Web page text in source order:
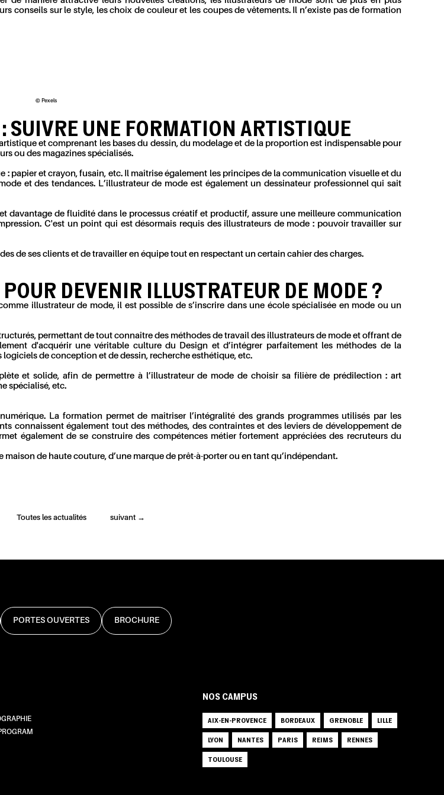
conseils sur le style, les choix de couleur et les coupes de vêtements. Il n’existe pas de formation
© Pexels
SUIVRE UNE FORMATION ARTISTIQUE
et comprenant les bases du dessin, du modelage et de la proportion est indispensable pour
ou des magazines spécialisés.
papier et crayon, fusain, etc. Il maîtrise également les principes de la communication visuelle et du
et des tendances. L’illustrateur de mode est également un dessinateur professionnel qui sait
davantage de fluidité dans le processus créatif et productif, assure une meilleure communication
C'est un point qui est désormais requis des illustrateurs de mode : pouvoir travailler sur
de ses clients et de travailler en équipe tout en respectant un certain cahier des charges.
DEVENIR ILLUSTRATEUR DE MODE ?
illustrateur de mode, il est possible de s’inscrire dans une école spécialisée en mode ou un
permettant de tout connaître des méthodes de travail des illustrateurs de mode et offrant de
d'acquérir une véritable culture du Design et d’intégrer parfaitement les méthodes de la
de conception et de dessin, recherche esthétique, etc.
et solide, afin de permettre à l’illustrateur de mode de choisir sa filière de prédilection : art
spécialisé, etc.
La formation permet de maîtriser l’intégralité des grands programmes utilisés par les
connaissent également tout des méthodes, des contraintes et des leviers de développement de
également de se construire des compétences métier fortement appréciées des recruteurs du
de haute couture, d’une marque de prêt-à-porter ou en tant qu’indépendant.
Toutes les actualités suivant →
PORTES OUVERTES BROCHURE
NOS CAMPUS
AIX-EN-PROVENCE BORDEAUX GRENOBLE
LILLE
LYON
NANTES PARIS REIMS
RENNES
TOULOUSE